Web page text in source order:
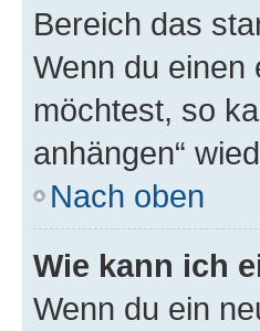
Bereich das
Wenn du einen
möchtest, so
anhängen“
Nach oben
Wie kann ich
Wenn du ein